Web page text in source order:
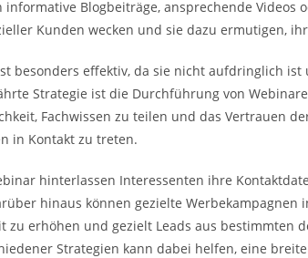
Blogbeiträge, ansprechende Videos
Kunden wecken und sie dazu ermutigen,
besonders effektiv, da sie nicht aufdringlich
Strategie ist die Durchführung von
Fachwissen zu teilen und das Vertrauen
in Kontakt zu treten.
hinterlassen Interessenten ihre
hinaus können gezielte Werbekampagnen
zu erhöhen und gezielt Leads aus bestimmten
Strategien kann dabei helfen, eine